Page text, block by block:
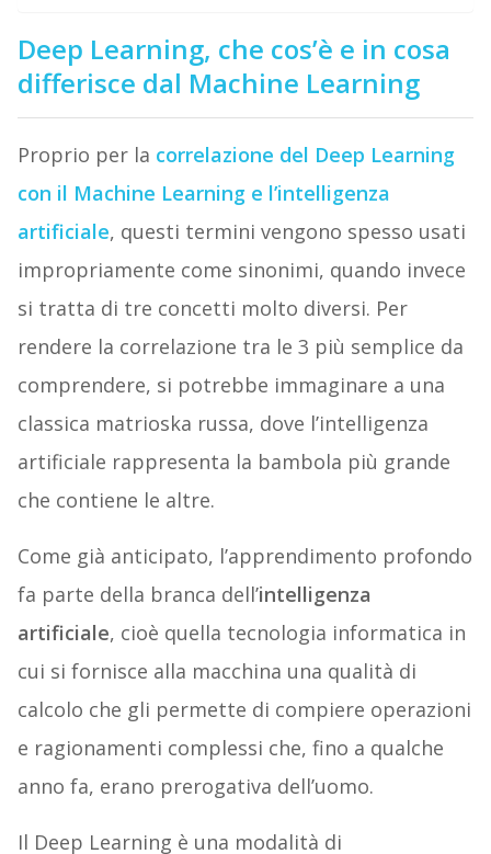
Deep Learning, che cos’è e in cosa
differisce dal Machine Learning
Proprio per la correlazione del Deep Learning
con il Machine Learninge l’intelligenza
artificiale, questi termini vengono spesso usati
impropriamente come sinonimi, quando invece
si tratta di tre concetti molto diversi. Per
rendere la correlazione tra le 3 più semplice da
comprendere, si potrebbe immaginare a una
classica matrioska russa, dove l’intelligenza
artificiale rappresenta la bambola più grande
che contiene le altre.
Come già anticipato, l’apprendimento profondo
fa parte della branca dell’intelligenza
artificiale, cioè quella tecnologia informatica in
cui si fornisce alla macchina una qualità di
calcolo che gli permette di compiere operazioni
e ragionamenti complessi che, fino a qualche
anno fa, erano prerogativa dell’uomo.
Il Deep Learning è una modalità di